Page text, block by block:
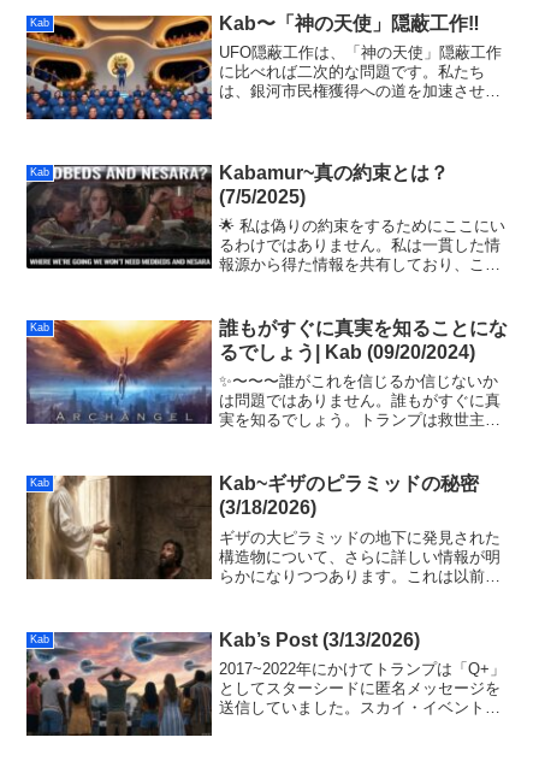
Kab Kab〜「神の天使」隠蔽工作‼️
UFO隠蔽工作は、「神の天使」隠蔽工作
に比べれば二次的な問題です。私たち
は、銀河市民権獲得への道を加速させる
に知られたくないのです。
Kab
Kabamur~真の約束とは？
(7/5/2025)
🌟 私は偽りの約束をするためにここにい
るわけではありません。私は一貫した情
報源から得た情報を共有しており、この
が真実だと知っている限りにおいて、ホ
ワイトハットは金融リセ...
Kab
誰もがすぐに真実を知ることにな
るでしょう| Kab (09/20/2024)
✨〜〜〜誰がこれを信じるか信じないか
は問題ではありません。誰もがすぐに真
実を知るでしょう。トランプは救世主で
です。彼はまた、歴史のこの瞬間にもっ
と大きな目的を果たしてお...
Kab
Kab~ギザのピラミッドの秘密
(3/18/2026)
ギザの大ピラミッドの地下に発見された
構造物について、さらに詳しい情報が明
らかになりつつあります。これは以前、
た。この構造物が発見されたのは、人類
の歴史が終焉に近づいているからです。
Kab Kab’s Post (3/13/2026)
2017~2022年にかけてトランプは「Q+」
としてスターシードに匿名メッセージを
送信していました。スカイ・イベントで